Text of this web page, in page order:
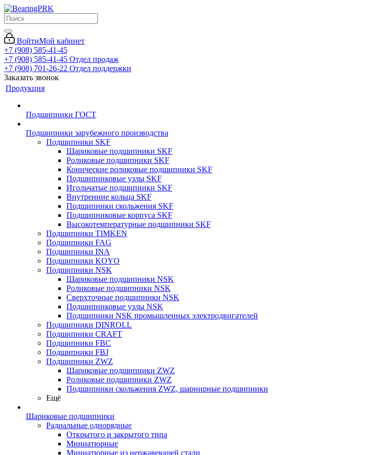
ВойтиМой кабинет
+7 (908) 585-41-45
+7 (908) 585-41-45 Отдел продаж
+7 (908) 701-26-22 Отдел поддержки
Заказать звонок
Продукция
Подшипники ГОСТ
Подшипники зарубежного производства
Подшипники SKF
Шариковые подшипники SKF
Роликовые подшипники SKF
Конические роликовые подшипники SKF
Подшипниковые узлы SKF
Игольчатые подшипники SKF
Внутренние кольца SKF
Подшипники скольжения SKF
Подшипниковые корпуса SKF
Высокотемпературные подшипники SKF
Подшипники TIMKEN
Подшипники FAG
Подшипники INA
Подшипники KOYO
Подшипники NSK
Шариковые подшипники NSK
Роликовые подшипники NSK
Сверхточные подшипники NSK
Подшипниковые узлы NSK
Подшипники NSK промышленных электродвигателей
Подшипники DINROLL
Подшипники CRAFT
Подшипники FBC
Подшипники FBJ
Подшипники ZWZ
Шариковые подшипники ZWZ
Роликовые подшипники ZWZ
Подшипники скольжения ZWZ, шарнирные подшипники
Ещё
Шариковые подшипники
Радиальные однорядные
Открытого и закрытого типа
Миниатюрные
Миниатюрные из нержавеющей стали